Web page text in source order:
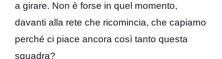
a girare. Non è forse in quel momento,
davanti alla rete che ricomincia, che capiamo
perché ci piace ancora così tanto questa
squadra?